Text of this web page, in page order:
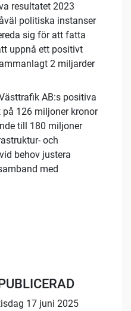
resultatet 2023
politiska instanser
sig för att fatta
uppnå ett positivt
2 miljarder
AB:s positiva
126 miljoner kronor
till 180 miljoner
och
behov justera
med
17 juni 2025